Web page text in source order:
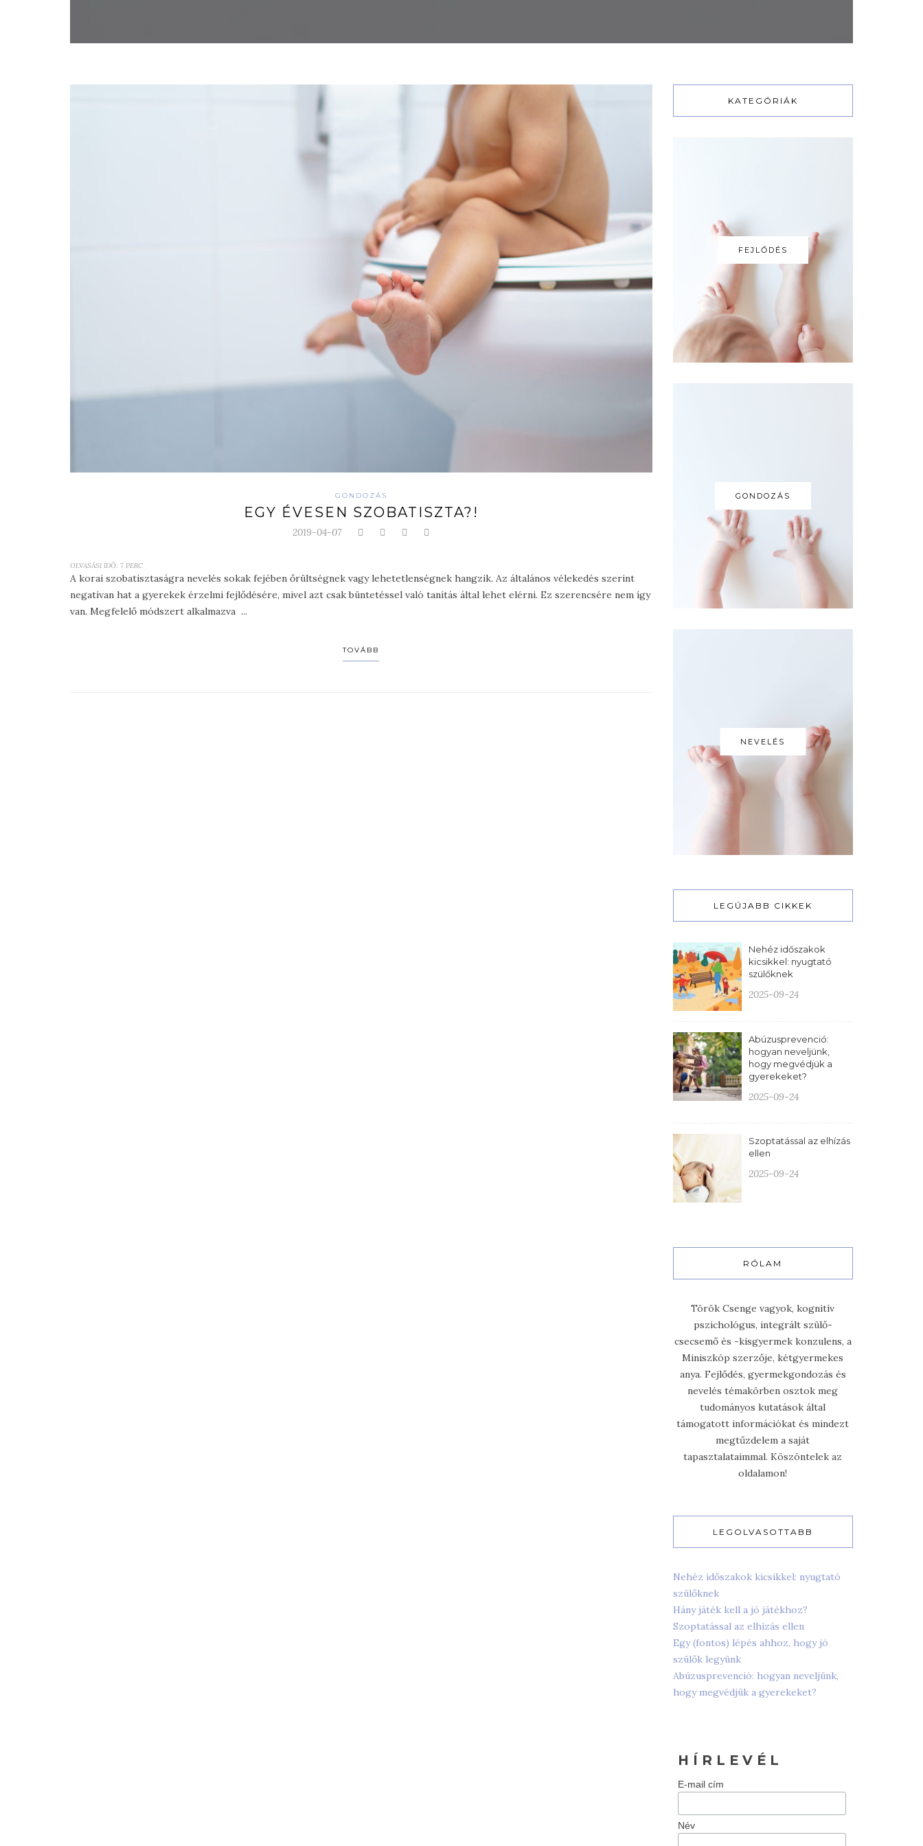
GONDOZÁS
EGY ÉVESEN SZOBATISZTA?!
2019-04-07
OLVASÁSI IDŐ: 7 PERC
A korai szobatisztaságra nevelés sokak fejében őrültségnek vagy lehetetlenségnek hangzik. Az általános vélekedés szerint
negatívan hat a gyerekek érzelmi fejlődésére, mivel azt csak büntetéssel való tanítás által lehet elérni. Ez szerencsére nem így
van. Megfelelő módszert alkalmazva ...
TOVÁBB
KATEGÓRIÁK
FEJLŐDÉS
GONDOZÁS
NEVELÉS
LEGÚJABB CIKKEK
Nehéz időszakok
kicsikkel: nyugtató
szülőknek
2025-09-24
Abúzusprevenció:
hogyan neveljünk,
hogy megvédjük a
gyerekeket?
2025-09-24
Szoptatással az elhízás
ellen
2025-09-24
RÓLAM
Török Csenge vagyok, kognitív
pszichológus, integrált szülő-
csecsemő és -kisgyermek konzulens, a
Miniszkóp szerzője, kétgyermekes
anya. Fejlődés, gyermekgondozás és
nevelés témakörben osztok meg
tudományos kutatások által
támogatott információkat és mindezt
megtűzdelem a saját
tapasztalataimmal. Köszöntelek az
oldalamon!
LEGOLVASOTTABB
Nehéz időszakok kicsikkel: nyugtató
szülőknek
Hány játék kell a jó játékhoz?
Szoptatással az elhízás ellen
Egy (fontos) lépés ahhoz, hogy jó
szülők legyünk
Abúzusprevenció: hogyan neveljünk,
hogy megvédjük a gyerekeket?
H Í R L E V É L
E-mail cím
Név